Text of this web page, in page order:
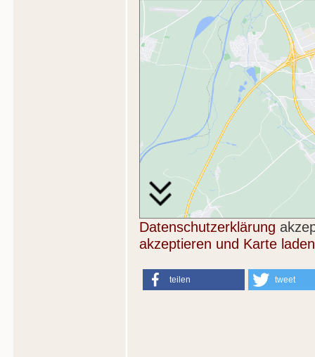
Datenschutzerklärung
akzeptieren und Karte laden
teilen tweet